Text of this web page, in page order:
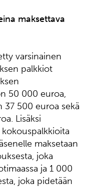
maksettava
varsinainen
palkkiot
50 000 euroa,
37 500 euroa sekä
Lisäksi
maksetaan
joka
ja 1 000
joka pidetään